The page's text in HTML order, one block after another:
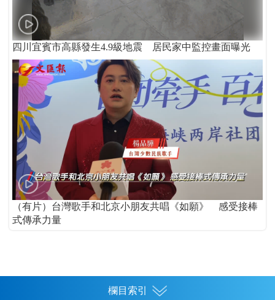
四川宜賓市高縣發生4.9級地震 居民家中監控畫面曝光
（有片）台灣歌手和北京小朋友共唱《如願》 感受接棒
式傳承力量
欄目索引